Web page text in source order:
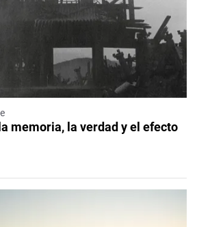
memoria, la verdad y el efecto